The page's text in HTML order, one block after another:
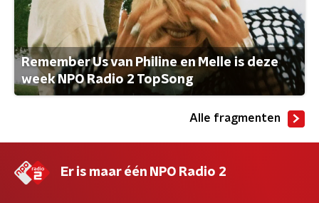
Remember Us van Philine en Melle is deze
week NPO Radio 2 TopSong
Alle fragmenten
Er is maar één NPO Radio 2